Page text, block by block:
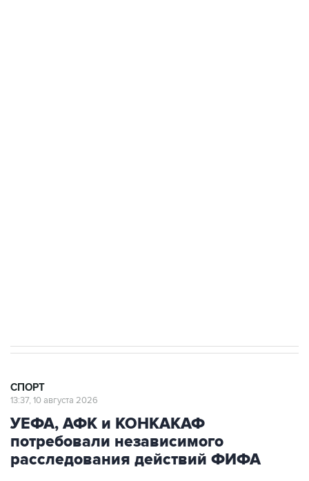
СПОРТ
13:37, 10 августа 2026
УЕФА, АФК и КОНКАКАФ
потребовали независимого
расследования действий ФИФА